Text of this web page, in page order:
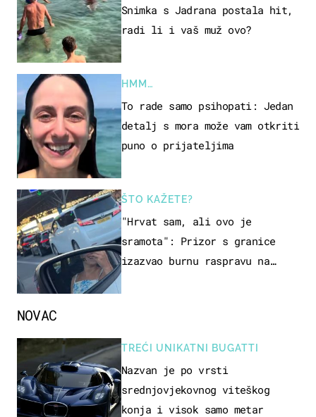
Snimka s Jadrana postala hit,
radi li i vaš muž ovo?
HMM…
To rade samo psihopati: Jedan
detalj s mora može vam otkriti
puno o prijateljima
ŠTO KAŽETE?
"Hrvat sam, ali ovo je
sramota": Prizor s granice
izazvao burnu raspravu na
NOVAC
TREĆI UNIKATNI BUGATTI
Nazvan je po vrsti
srednjovjekovnog viteškog
konja i visok samo metar